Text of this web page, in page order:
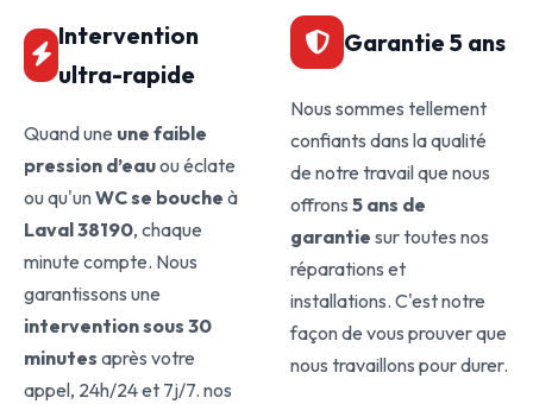
Intervention
ultra-rapide
Quand une une faible
pression d’eauou éclate
ou qu'unWC se bouche à
Laval 38190, chaque
minute compte. Nous
garantissons une
intervention sous 30
minutes après votre
appel, 24h/24 et 7j/7. nos
Garantie 5 ans
Nous sommes tellement
confiants dans la qualité
de notre travail que nous
offrons 5 ans de
garantie sur toutes nos
réparations et
installations. C'est notre
façon de vous prouver que
nous travaillons pour durer.